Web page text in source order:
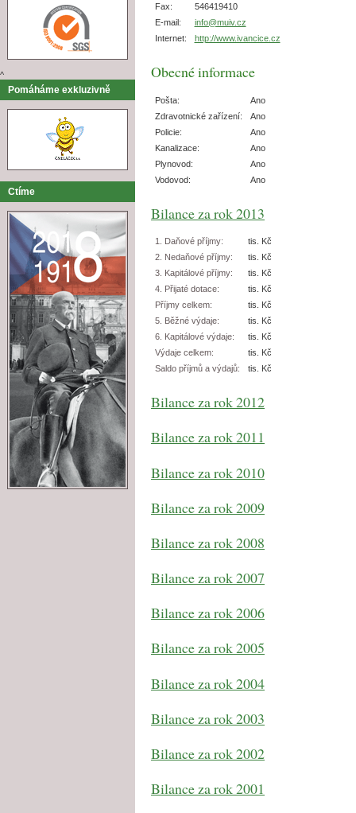
^
Pomáháme exkluzivně
Ctíme
Fax:
546419410
E-mail:
info@muiv.cz
Internet:
http://www.ivancice.cz
Obecné informace
Pošta:
Ano
Zdravotnické zařízení:
Ano
Policie:
Ano
Kanalizace:
Ano
Plynovod:
Ano
Vodovod:
Ano
Bilance za rok 2013
1. Daňové příjmy:
tis. Kč
2. Nedaňové příjmy:
tis. Kč
3. Kapitálové příjmy:
tis. Kč
4. Přijaté dotace:
tis. Kč
Příjmy celkem:
tis. Kč
5. Běžné výdaje:
tis. Kč
6. Kapitálové výdaje:
tis. Kč
Výdaje celkem:
tis. Kč
Saldo příjmů a výdajů:
tis. Kč
Bilance za rok 2012
Bilance za rok 2011
Bilance za rok 2010
Bilance za rok 2009
Bilance za rok 2008
Bilance za rok 2007
Bilance za rok 2006
Bilance za rok 2005
Bilance za rok 2004
Bilance za rok 2003
Bilance za rok 2002
Bilance za rok 2001